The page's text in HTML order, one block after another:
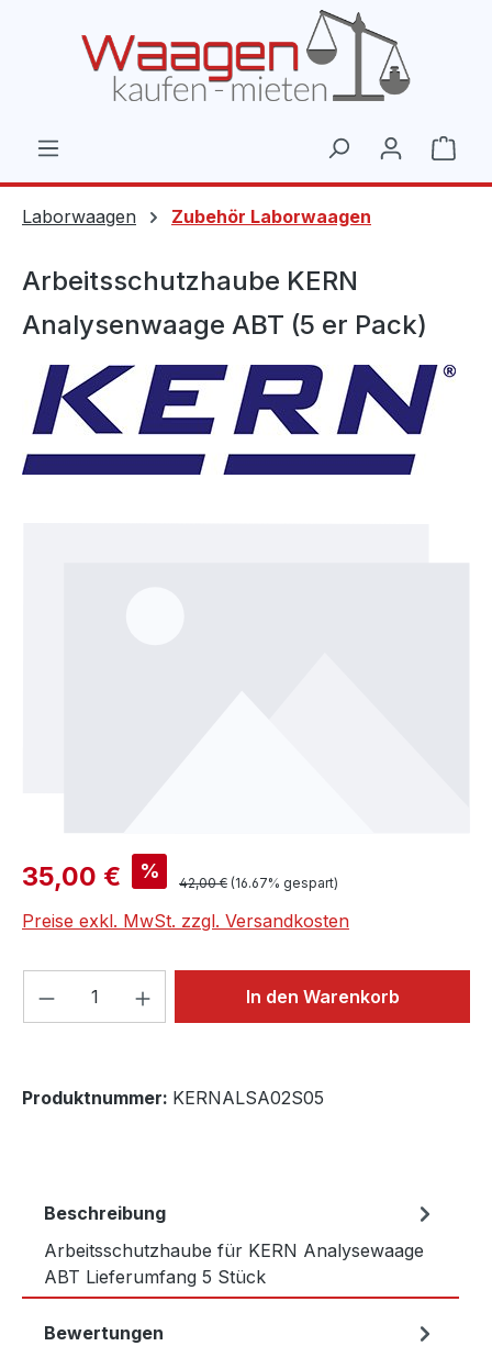
Laborwaagen Zubehör Laborwaagen
Arbeitsschutzhaube KERN
Analysenwaage ABT (5 er Pack)
Verkaufspreis:
35,00 € % Regulärer Preis:
42,00 € (16.67% gespart)
Preise exkl. MwSt. zzgl. Versandkosten
Produkt Anzahl: Gib denIn den Warenkorb
Produktnummer: KERNALSA02S05
Beschreibung
Arbeitsschutzhaube für KERN Analysewaage
ABT Lieferumfang 5 Stück
Bewertungen